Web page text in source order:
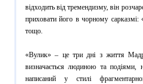
відходить від тремендизму, він
приховати його в чорному
тощо.
«Вулик» – це три дні з життя
визначається людиною та
написаний у стилі